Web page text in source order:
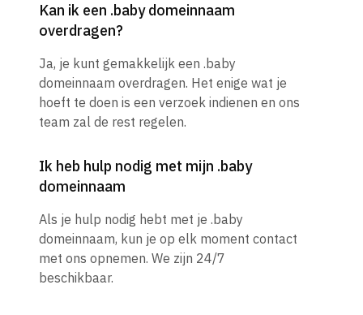
Kan ik een .baby domeinnaam
overdragen?
Ja, je kunt gemakkelijk een .baby
domeinnaam overdragen. Het enige wat je
hoeft te doen is een verzoek indienen en ons
team zal de rest regelen.
Ik heb hulp nodig met mijn .baby
domeinnaam
Als je hulp nodig hebt met je .baby
domeinnaam, kun je op elk moment contact
met ons opnemen. We zijn 24/7
beschikbaar.